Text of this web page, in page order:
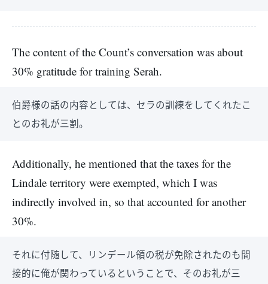
The content of the Count’s conversation was about
30% gratitude for training Serah.
伯爵様の話の内容としては、セラの訓練をしてくれたこ
とのお礼が三割。
Additionally, he mentioned that the taxes for the
Lindale territory were exempted, which I was
indirectly involved in, so that accounted for another
30%.
それに付随して、リンデール領の税が免除されたのも間
接的に俺が関わっているということで、そのお礼が三